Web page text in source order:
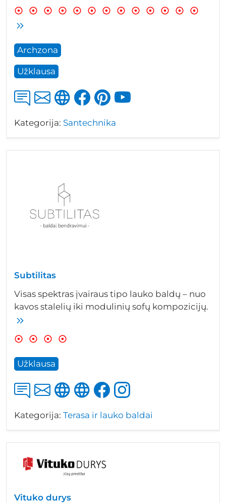
Archzona
Užklausa
Kategorija: Santechnika
Subtilitas
Visas spektras įvairaus tipo lauko baldų – nuo
kavos stalelių iki modulinių sofų kompozicijų.
Užklausa
Kategorija: Terasa ir lauko baldai
Vituko durys